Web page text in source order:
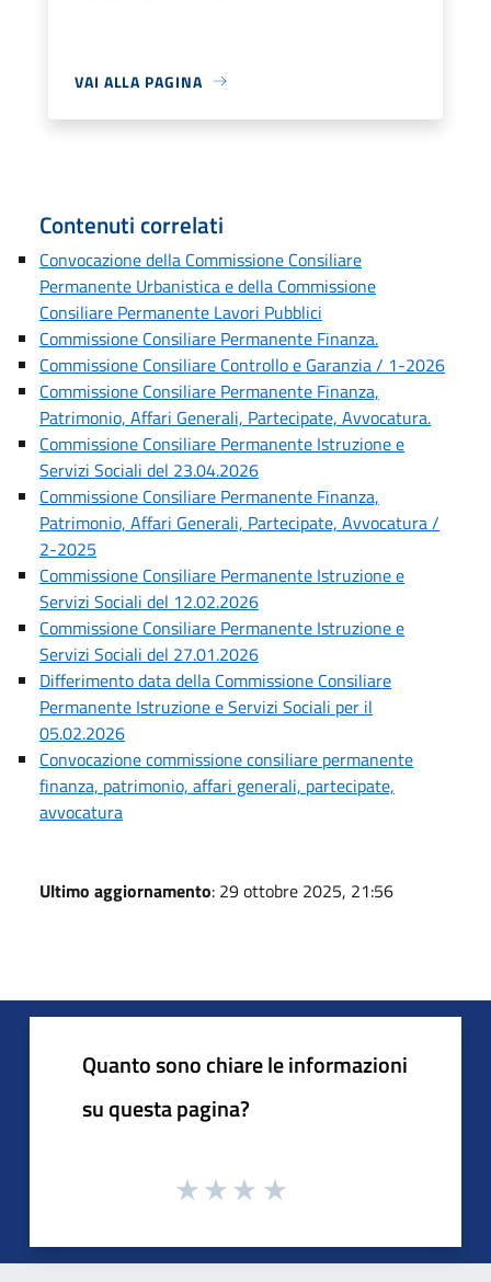
VAI ALLA PAGINA
Contenuti correlati
Convocazione della Commissione Consiliare
Permanente Urbanistica e della Commissione
Consiliare Permanente Lavori Pubblici
Commissione Consiliare Permanente Finanza.
Commissione Consiliare Controllo e Garanzia / 1-2026
Commissione Consiliare Permanente Finanza,
Patrimonio, Affari Generali, Partecipate, Avvocatura.
Commissione Consiliare Permanente Istruzione e
Servizi Sociali del 23.04.2026
Commissione Consiliare Permanente Finanza,
Patrimonio, Affari Generali, Partecipate, Avvocatura /
2-2025
Commissione Consiliare Permanente Istruzione e
Servizi Sociali del 12.02.2026
Commissione Consiliare Permanente Istruzione e
Servizi Sociali del 27.01.2026
Differimento data della Commissione Consiliare
Permanente Istruzione e Servizi Sociali per il
05.02.2026
Convocazione commissione consiliare permanente
finanza, patrimonio, affari generali, partecipate,
avvocatura
Ultimo aggiornamento: 29 ottobre 2025, 21:56
Quanto sono chiare le informazioni
su questa pagina?